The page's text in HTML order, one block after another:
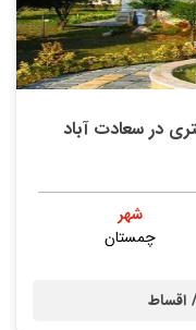
شهر
چمستان
اقساط